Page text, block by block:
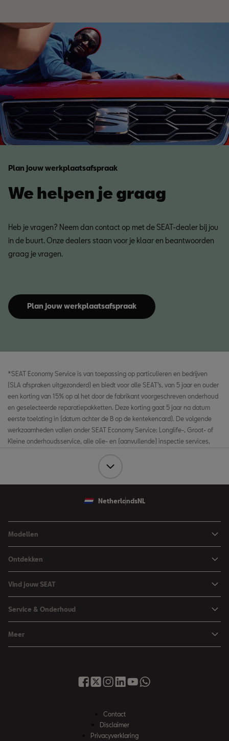
Plan jouw werkplaatsafspraak
We helpen je graag
Heb je vragen? Neem dan contact op met de SEAT-dealer bij jou
in de buurt. Onze dealers staan voor je klaar en beantwoorden
graag je vragen.
Plan jouw werkplaatsafspraak
*SEAT Economy Service is van toepassing op particulieren en bedrijven
(SLA afspraken uitgezonderd) en biedt voor alle SEAT’s, van 5 jaar en ouder
een korting van 15% op al het door de fabrikant voorgeschreven onderhoud
en geselecteerde reparatiepakketten. Deze korting gaat 5 jaar na datum
eerste toelating in (datum achter de B op de kentekencard). De volgende
werkzaamheden vallen onder SEAT Economy Service: Longlife-, Groot- of
Kleine onderhoudsservice, alle olie- en (aanvullende) inspectie services,
bougies (benzine) en vervanging van remmen, distributieriemen,
slijtagedelen vallen niet onder deze service. Airco Service heeft al aparte
tariefstellingen voor oudere auto’s en valt daarmee ook buiten SEAT
adviesprijzen en geadviseerde tarieven. De dealer of servicepartner kan hier
naar eigen inzicht van afwijken.
Netherlands NL
Modellen
Arona
Leon
Leon Sportstourer
Ateca
Ontdekken
Financieren
Zakelijk rijden
Hybride rijden
Over SEAT
Vind jouw SEAT
Brochure & prijslijst
Proefrit aanvragen
Service & Onderhoud
Vind je dealer
Meer
SEAT Financial Services
Contact
Disclaimer
Privacyverklaring